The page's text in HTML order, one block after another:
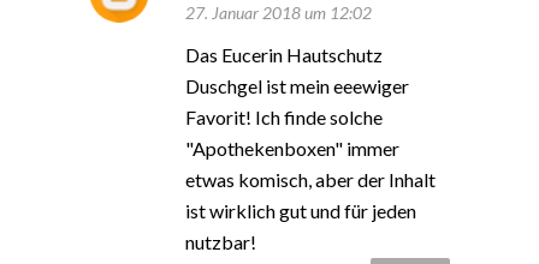
27. Januar 2018 um 12:02
Das Eucerin Hautschutz
Duschgel ist mein eeewiger
Favorit! Ich finde solche
"Apothekenboxen" immer
etwas komisch, aber der Inhalt
ist wirklich gut und für jeden
nutzbar!